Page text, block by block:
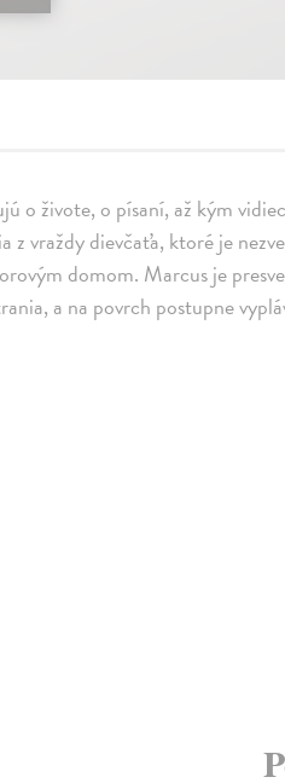
o živote, o písaní, až kým
vraždy dievčaťa, ktoré je
domom. Marcus je
a na povrch postupne